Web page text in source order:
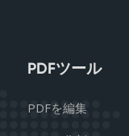
PDFツール
PDFを編集